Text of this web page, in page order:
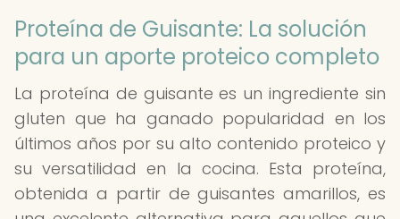
Proteína de Guisante: La solución
para un aporte proteico completo
La proteína de guisante es un ingrediente sin
gluten que ha ganado popularidad en los
últimos años por su alto contenido proteico y
su versatilidad en la cocina. Esta proteína,
obtenida a partir de guisantes amarillos, es